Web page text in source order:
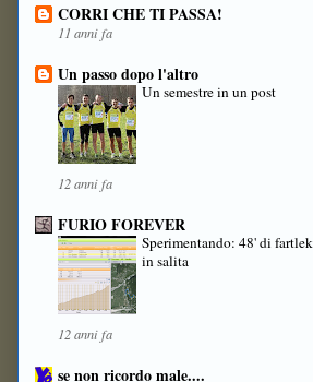
CORRI CHE TI PASSA!
11 anni fa
Un passo dopo l'altro
Un semestre in un post
12 anni fa
FURIO FOREVER
Sperimentando: 48' di fartlek
in salita
12 anni fa
se non ricordo male....